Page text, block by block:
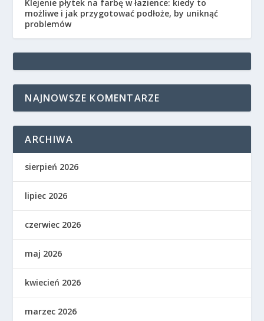
Klejenie płytek na farbę w łazience: kiedy to
możliwe i jak przygotować podłoże, by uniknąć
problemów
NAJNOWSZE KOMENTARZE
ARCHIWA
sierpień 2026
lipiec 2026
czerwiec 2026
maj 2026
kwiecień 2026
marzec 2026